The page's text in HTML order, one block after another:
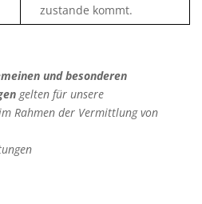
zustande kommt.
und besonderen
gelten für unsere
Rahmen der Vermittlung von